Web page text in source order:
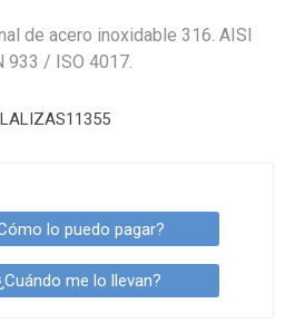
de acero inoxidable 316. AISI
933 / ISO 4017.
LALIZAS11355
lo puedo pagar?
me lo llevan?